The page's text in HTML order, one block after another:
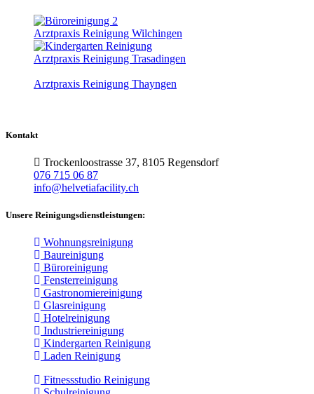
Arztpraxis Reinigung Wilchingen
Arztpraxis Reinigung Trasadingen
Arztpraxis Reinigung Thayngen
Kontakt
Trockenloostrasse 37, 8105 Regensdorf
076 715 06 87
info@helvetiafacility.ch
Unsere Reinigungsdienstleistungen:
Wohnungsreinigung
Baureinigung
Büroreinigung
Fensterreinigung
Gastronomiereinigung
Glasreinigung
Hotelreinigung
Industriereinigung
Kindergarten Reinigung
Laden Reinigung
Fitnessstudio Reinigung